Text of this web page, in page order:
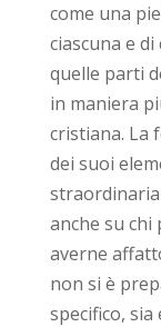
come una
ciascuna e
quelle parti
in maniera
cristiana. La
dei suoi
anche su chi
averne
non si è
specifico,